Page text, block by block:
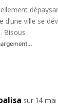
d’une ville se
Bisous
sur 14